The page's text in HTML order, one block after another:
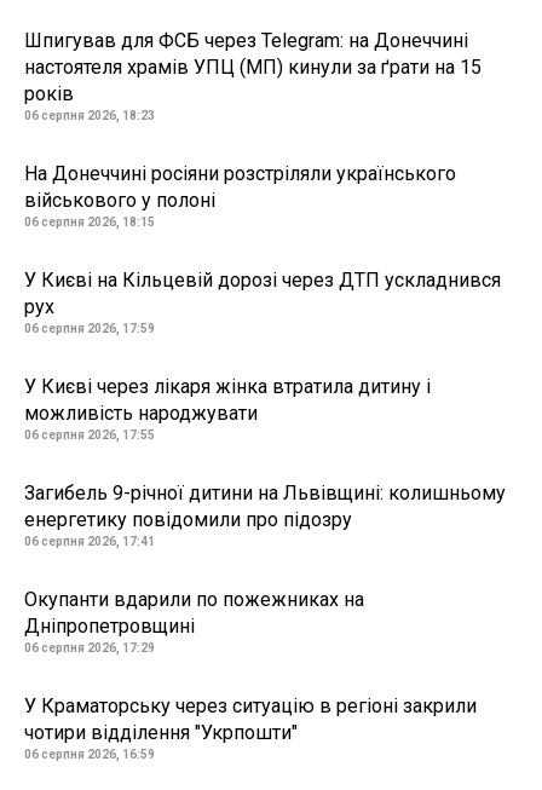
Шпигував для ФСБ через Telegram: на Донеччині
настоятеля храмів УПЦ (МП) кинули за ґрати на 15
років
06 серпня 2026, 18:23
На Донеччині росіяни розстріляли українського
військового у полоні
06 серпня 2026, 18:15
У Києві на Кільцевій дорозі через ДТП ускладнився
рух
06 серпня 2026, 17:59
У Києві через лікаря жінка втратила дитину і
можливість народжувати
06 серпня 2026, 17:55
Загибель 9-річної дитини на Львівщині: колишньому
енергетику повідомили про підозру
06 серпня 2026, 17:41
Окупанти вдарили по пожежниках на
Дніпропетровщині
06 серпня 2026, 17:29
У Краматорську через ситуацію в регіоні закрили
чотири відділення "Укрпошти"
06 серпня 2026, 16:59